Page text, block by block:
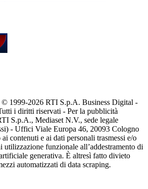
© 1999-2026 RTI S.p.A. Business Digital -
i diritti riservati - Per la pubblicità
S.p.A., Mediaset N.V., sede legale
- Uffici Viale Europa 46, 20093 Cologno
ai contenuti e ai dati personali trasmessi e/o
utilizzazione funzionale all’addestramento di
generativa. È altresì fatto divieto
automatizzati di data scraping.